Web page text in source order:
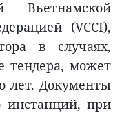
Вьетнамской
(VCCI),
в случаях,
тендера, может
лет. Документы
инстанций, при